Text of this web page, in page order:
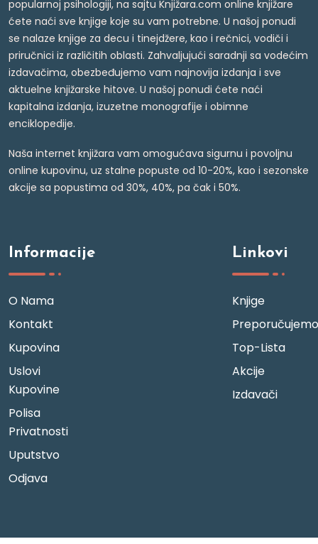
popularnoj psihologiji, na sajtu Knjižara.com online knjižare
ćete naći sve knjige koje su vam potrebne. U našoj ponudi
se nalaze knjige za decu i tinejdžere, kao i rečnici, vodiči i
priručnici iz različitih oblasti. Zahvaljujući saradnji sa vodećim
izdavačima, obezbeđujemo vam najnovija izdanja i sve
aktuelne knjižarske hitove. U našoj ponudi ćete naći
kapitalna izdanja, izuzetne monografije i obimne
enciklopedije.
Naša internet knjižara vam omogućava sigurnu i povoljnu
online kupovinu, uz stalne popuste od 10-20%, kao i sezonske
akcije sa popustima od 30%, 40%, pa čak i 50%.
Informacije
O Nama
Kontakt
Kupovina
Uslovi
Kupovine
Polisa
Privatnosti
Uputstvo
Odjava
Linkovi
Knjige
Preporučujemo
Top-Lista
Akcije
Izdavači